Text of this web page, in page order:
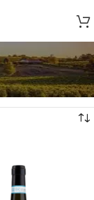
1–12 tulemust 18-st